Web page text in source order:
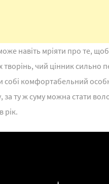
навіть мріяти про те,
творінь, чий цінник сильно
комфортабельний
за ту ж суму можна стати
рік.